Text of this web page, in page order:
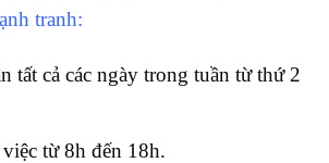
tranh:
tất cả các ngày trong tuần từ thứ 2
từ 8h đến 18h.